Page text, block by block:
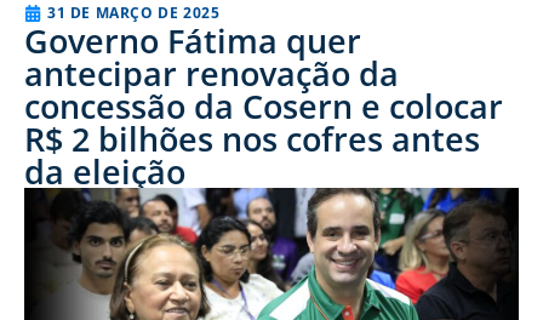
31 DE MARÇO DE 2025
Governo Fátima quer
antecipar renovação da
concessão da Cosern e colocar
R$ 2 bilhões nos cofres antes
da eleição